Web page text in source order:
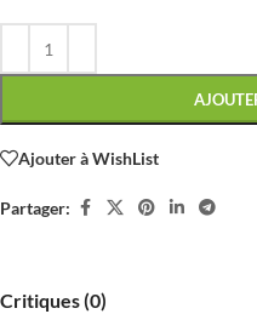
Ajouter à WishList
Partager:
Critiques (0)